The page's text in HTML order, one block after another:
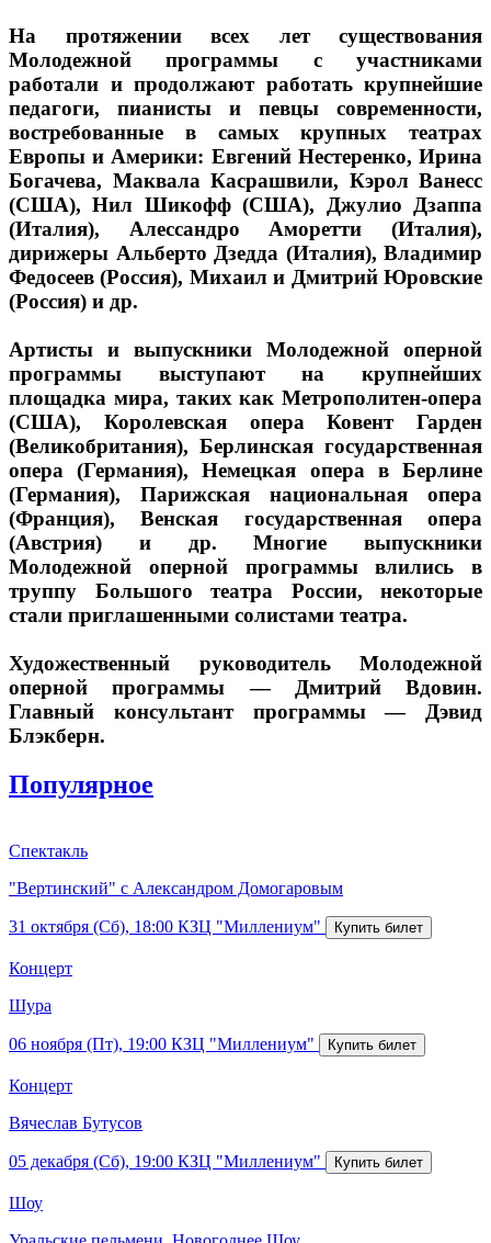
На протяжении всех лет существования
Молодежной программы с участниками
работали и продолжают работать крупнейшие
педагоги, пианисты и певцы современности,
востребованные в самых крупных театрах
Европы и Америки: Евгений Нестеренко, Ирина
Богачева, Маквала Касрашвили, Кэрол Ванесс
(США), Нил Шикофф (США), Джулио Дзаппа
(Италия), Алессандро Аморетти (Италия),
дирижеры Альберто Дзедда (Италия), Владимир
Федосеев (Россия), Михаил и Дмитрий Юровские
(Россия) и др.
Артисты и выпускники Молодежной оперной
программы выступают на крупнейших
площадка мира, таких как Метрополитен-опера
(США), Королевская опера Ковент Гарден
(Великобритания), Берлинская государственная
опера (Германия), Немецкая опера в Берлине
(Германия), Парижская национальная опера
(Франция), Венская государственная опера
(Австрия) и др. Многие выпускники
Молодежной оперной программы влились в
труппу Большого театра России, некоторые
стали приглашенными солистами театра.
Художественный руководитель Молодежной
оперной программы — Дмитрий Вдовин.
Главный консультант программы — Дэвид
Блэкберн.
Популярное
Спектакль
"Вертинский" с Александром Домогаровым
31 октября (Сб), 18:00 КЗЦ "Миллениум"
Концерт
Шура
06 ноября (Пт), 19:00 КЗЦ "Миллениум"
Концерт
Вячеслав Бутусов
05 декабря (Сб), 19:00 КЗЦ "Миллениум"
Шоу